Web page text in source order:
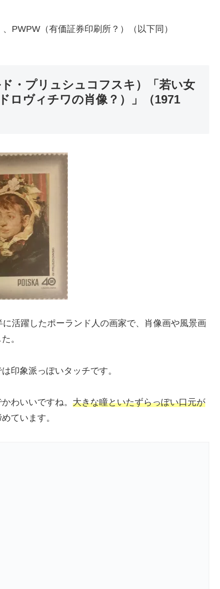
PWPW（有価証券印刷所？）（以下同）
・プリュシュコフスキ）「若い女
ロヴィチワの肖像？）」（1971
活躍したポーランド人の画家で、肖像画や風景画
。
印象派っぽいタッチです。
わいいですね。 大きな瞳といたずらっぽい口元が
ています。